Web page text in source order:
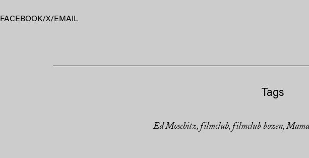
FACEBOOK/X/ EMAIL
Tags
Ed Moschitz, filmclub, filmclub bozen,